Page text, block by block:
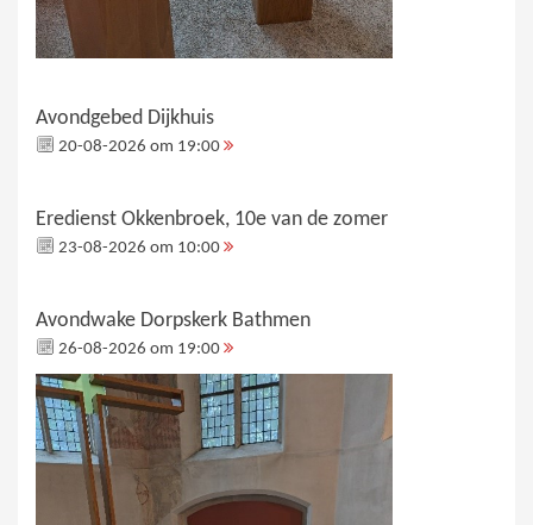
Avondgebed Dijkhuis
20-08-2026 om 19:00
Eredienst Okkenbroek, 10e van de zomer
23-08-2026 om 10:00
Avondwake Dorpskerk Bathmen
26-08-2026 om 19:00